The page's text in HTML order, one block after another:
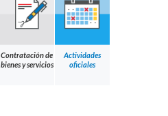
Contratación de
bienes y servicios
Actividades
oficiales